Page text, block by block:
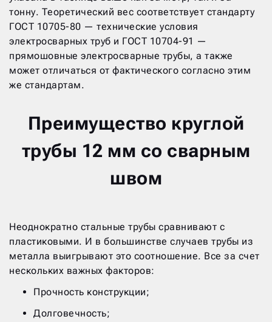
тонну. Теоретический вес соответствует стандарту
ГОСТ 10705-80 — технические условия
электросварных труб и ГОСТ 10704-91 —
прямошовные электросварные трубы, а также
может отличаться от фактического согласно этим
же стандартам.
Преимущество круглой
трубы 12 мм со сварным
швом
Неоднократно стальные трубы сравнивают с
пластиковыми. И в большинстве случаев трубы из
металла выигрывают это соотношение. Все за счет
нескольких важных факторов:
Прочность конструкции;
Долговечность;